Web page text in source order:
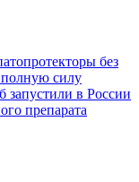
без
полную силу
запустили в России
препарата